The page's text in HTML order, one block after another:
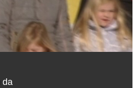
da